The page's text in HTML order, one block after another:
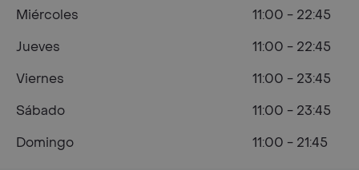
Miércoles
11:00 - 22:45
Jueves
11:00 - 22:45
Viernes
11:00 - 23:45
Sábado
11:00 - 23:45
Domingo
11:00 - 21:45